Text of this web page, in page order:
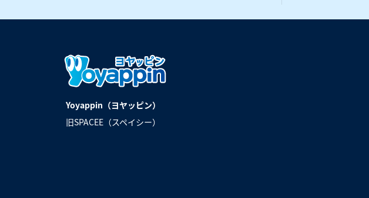
Yoyappin（ヨヤッピン）
旧SPACEE（スペイシー）